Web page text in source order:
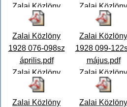
Zalai Közlöny
1928. 001-025.
Zalai Közlöny
1928. 026-049.
...
Zalai Közlöny
1928 076-098sz
április.pdf
Zalai Közlöny
1928. 076-098.
Zalai Közlöny
1928 099-
május.pdf
Zalai Közlöny
1928. 099-122.
Zalai Közlöny
Zalai Közlöny